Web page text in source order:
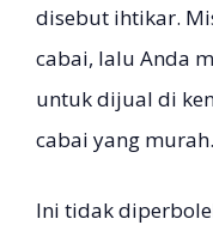
disebut ihtikar.
cabai, lalu Anda
untuk dijual di
cabai yang murah.
Ini tidak